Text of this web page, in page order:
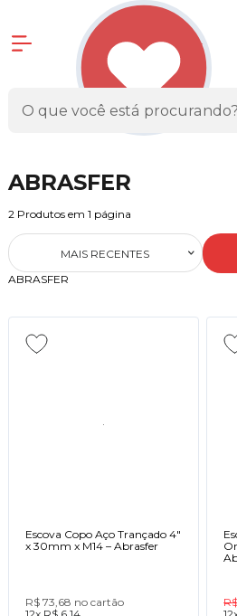
ABRASFER
2 Produtos em 1 página
MAIS RECENTES
ABRASFER
Escova Copo Aço Trançado 4"
x 30mm x M14 – Abrasfer
R$ 73,68 no cartão